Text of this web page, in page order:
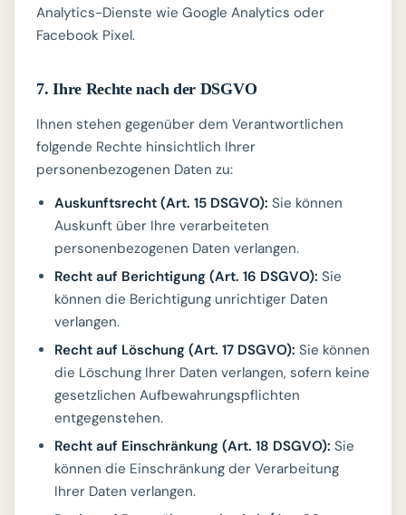
Analytics-Dienste wie Google Analytics oder
Facebook Pixel.
7. Ihre Rechte nach der DSGVO
Ihnen stehen gegenüber dem Verantwortlichen
folgende Rechte hinsichtlich Ihrer
personenbezogenen Daten zu:
Auskunftsrecht (Art. 15 DSGVO): Sie können
Auskunft über Ihre verarbeiteten
personenbezogenen Daten verlangen.
Recht auf Berichtigung (Art. 16 DSGVO): Sie
können die Berichtigung unrichtiger Daten
verlangen.
Recht auf Löschung (Art. 17 DSGVO): Sie können
die Löschung Ihrer Daten verlangen, sofern keine
gesetzlichen Aufbewahrungspflichten
entgegenstehen.
Recht auf Einschränkung (Art. 18 DSGVO): Sie
können die Einschränkung der Verarbeitung
Ihrer Daten verlangen.